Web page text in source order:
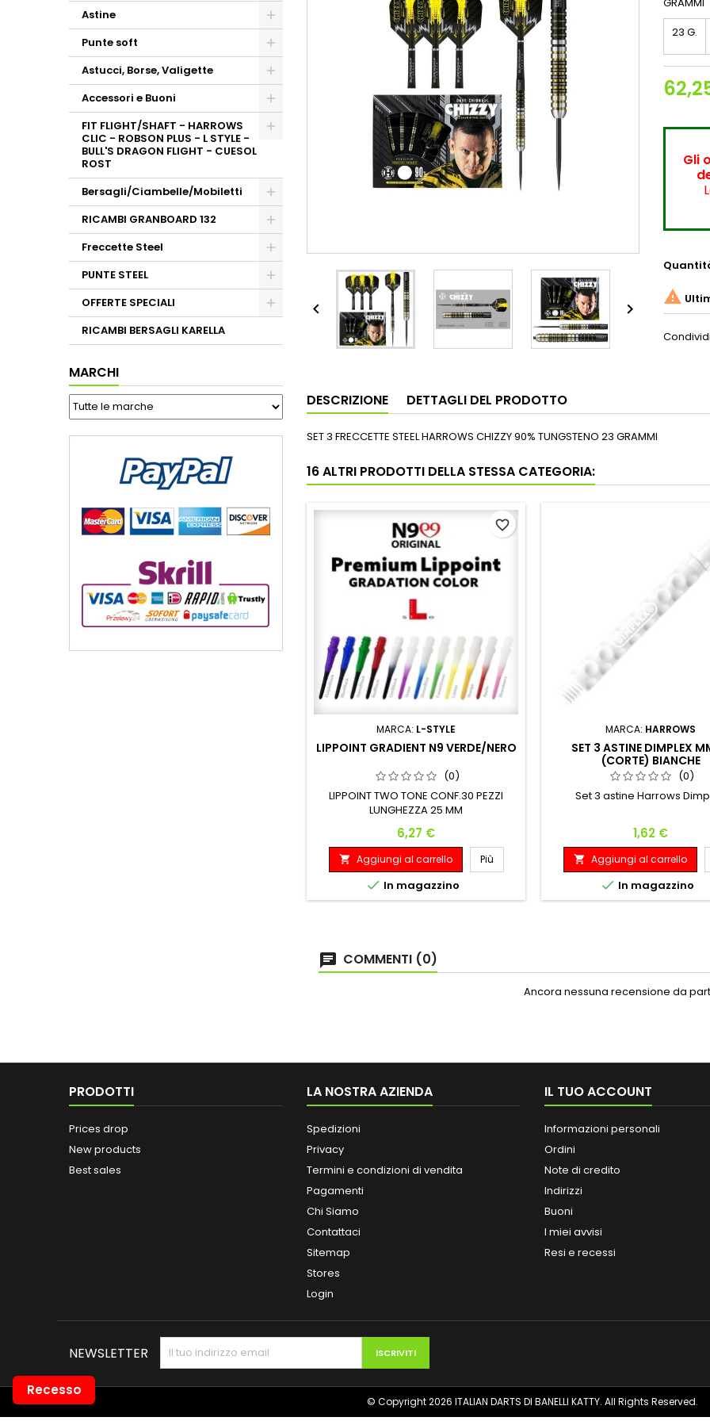
Astine
Punte soft
Astucci, Borse, Valigette
Accessori e Buoni
FIT FLIGHT/SHAFT - HARROWS
CLIC - ROBSON PLUS - L STYLE -
BULL'S DRAGON FLIGHT - CUESOL
ROST
Bersagli/Ciambelle/Mobiletti
RICAMBI GRANBOARD 132
Freccette Steel
PUNTE STEEL
OFFERTE SPECIALI
RICAMBI BERSAGLI KARELLA
MARCHI
 
23 G.
Gli

Condividi
DESCRIZIONE DETTAGLI DEL PRODOTTO
SET 3 FRECCETTE STEEL HARROWS CHIZZY 90% TUNGSTENO 23 GRAMMI
16 ALTRI PRODOTTI DELLA STESSA CATEGORIA:
MARCA: L-STYLE
LIPPOINT GRADIENT N9 VERDE/NERO
(0)
LIPPOINT TWO TONE CONF.30 PEZZI
LUNGHEZZA 25 MM
Prezzo
6,27 €
 Aggiungi al carrello Più
 In magazzino
favorite_border
MARCA: HARROWS
SET 3 ASTINE DIMPLEX
(CORTE) BIANCHE
(0)
Set 3 astine Harrows
Prezzo
1,62 €
 Aggiungi al carrello
 In magazzino
COMMENTI (0)
Ancora nessuna recensione da
PRODOTTI
Prices drop
New products
Best sales
LA NOSTRA AZIENDA
Spedizioni
Privacy
Termini e condizioni di vendita
Pagamenti
Chi Siamo
Contattaci
Sitemap
Stores
Login
IL TUO ACCOUNT
Informazioni personali
Ordini
Note di credito
Indirizzi
Buoni
I miei avvisi
Resi e recessi
NEWSLETTER
© Copyright 2026 ITALIAN DARTS DI BANELLI KATTY. All Rights Reserved.
Recesso